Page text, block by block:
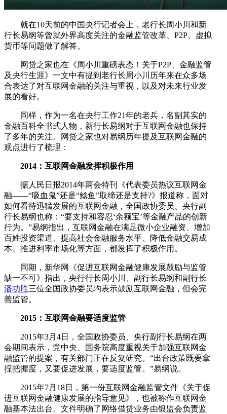
就在10天前的中国央行记者会上，老行长周小川和新
行长易纲等曾就外界高度关注的金融监管改革、P2P、虚拟
货币等问题做了解答。
网贷之家也在《周小川重磅表态！关于P2P、金融监管
及央行生涯》一文中有提到老行长周小川历年来在众多场
合表达了对互联网金融的关注与重视，以及对未来行业发
展的看好。
同样，作为一名在央行工作21年的老兵，名副其实的
金融百科全书式人物，新行长易纲对于互联网金融也保持
了多年的关注。网贷之家也对易纲历年提及互联网金融的
观点进行了梳理：
2014：互联网金融发挥积极作用
据人民日报2014年两会特刊《代表委员热议互联网金
融——“吸血鬼”还是“鲶鱼”取缔还是支持?》报道称，面对
如何看待迅猛发展的互联网金融，全国政协委员、央行副
行长易纲也称：“要支持和容忍‘余额宝’等金融产品的创新
行为。”易纲指出，互联网金融在满足微小企业融资、增加
百姓投资渠道、提高社会金融服务水平、降低金融交易成
本、推进利率市场化等方面，都发挥了积极作用。
同期，新华网《促进互联网金融健康发展鼓励与监管
缺一不可》指出，央行行长周小川、副行长易纲和副行长
潘功胜三位全国政协委员均表示鼓励互联网金融，但会完
善监管。
2015：互联网金融要适度监管
2015年3月4日，全国政协委员、央行副行长易纲在两
会期间表示，党中央、国务院高度重视关于加强互联网金
融监管的提案，有关部门正在反复研究。“出台政策既要拿
捏把握度，又要促进发展，要适度监管。”易纲说。
2015年7月18日，第一份互联网金融监管文件《关于促
进互联网金融健康发展的指导意见》，也被称作互联网金
融基本法出台。文件明确了网络借贷业务由银监会负责监